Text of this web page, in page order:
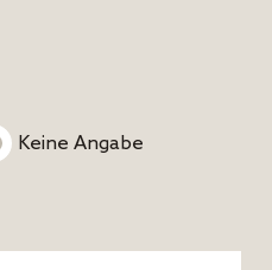
Keine Angabe